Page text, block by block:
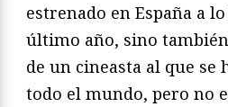
estrenado en España a
último año, sino
de un cineasta al que se
todo el mundo, pero no